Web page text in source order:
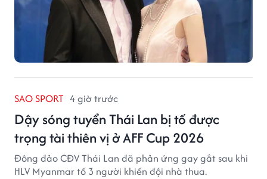
SAO SPORT 4 giờ trước
Dậy sóng tuyển Thái Lan bị tố được
trọng tài thiên vị ở AFF Cup 2026
Đông đảo CĐV Thái Lan đã phản ứng gay gắt sau khi
HLV Myanmar tố 3 người khiến đội nhà thua.